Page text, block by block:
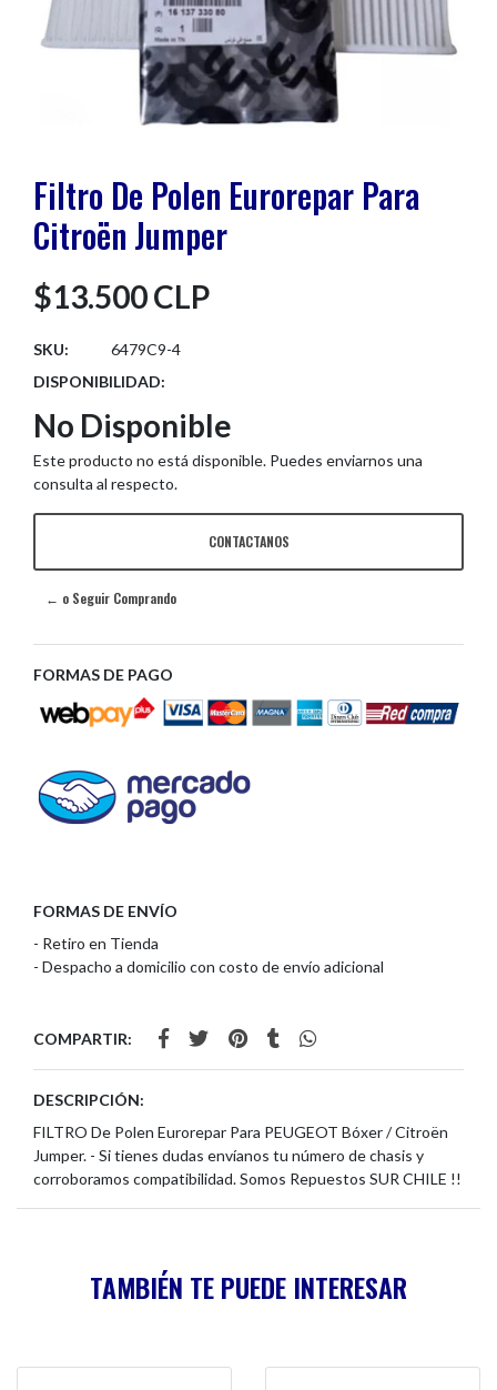
Filtro De Polen Eurorepar Para
Citroën Jumper
$13.500 CLP
SKU:
6479C9-4
DISPONIBILIDAD:
No Disponible
Este producto no está disponible. Puedes enviarnos una
consulta al respecto.
CONTACTANOS
← o Seguir Comprando
FORMAS DE PAGO
FORMAS DE ENVÍO
- Retiro en Tienda
- Despacho a domicilio con costo de envío adicional
COMPARTIR:
DESCRIPCIÓN:
FILTRO De Polen Eurorepar Para PEUGEOT Bóxer / Citroën
Jumper. - Si tienes dudas envíanos tu número de chasis y
corroboramos compatibilidad. Somos Repuestos SUR CHILE !!
TAMBIÉN TE PUEDE INTERESAR